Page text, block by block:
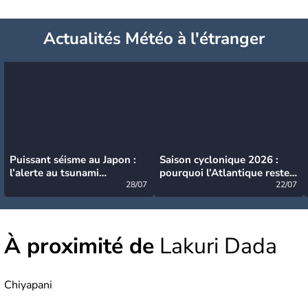
Actualités Météo à l'étranger
Puissant séisme au Japon :
l’alerte au tsunami
28/07
Saison cyclonique 2026 :
pourquoi l’Atlantique reste
22/07
À proximité de Lakuri Dada
Chiyapani